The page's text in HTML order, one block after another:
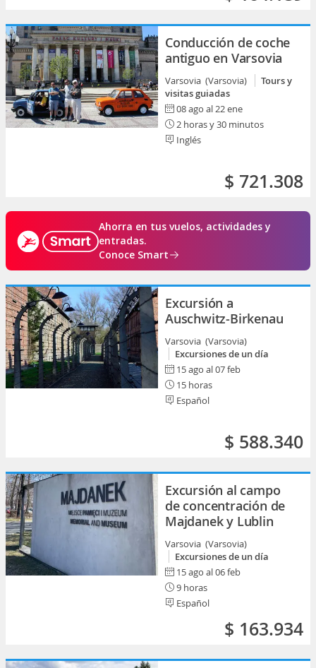
Conducción de coche
antiguo en Varsovia
Varsovia (Varsovia)
Tours y
visitas guiadas
08 ago al 22 ene
2 horas y 30 minutos
Inglés
$ 721.308
Ahorra en tus vuelos, actividades y
entradas.
Conoce Smart
Excursión a
Auschwitz-Birkenau
Varsovia (Varsovia)
Excursiones de un día
15 ago al 07 feb
15 horas
Español
$ 588.340
Excursión al campo
de concentración de
Majdanek y Lublin
Varsovia (Varsovia)
Excursiones de un día
15 ago al 06 feb
9 horas
Español
$ 163.934